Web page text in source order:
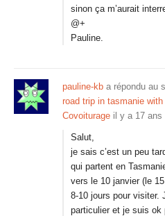
sinon ça m’aurait
@+
Pauline.
pauline-kb a répondu au
road trip in tasmanie
Covoiturage il y a 17 ans
Salut,
je sais c’est un peu
qui partent en
vers le 10 janvier (le
8-10 jours pour visiter.
particulier et je suis ok